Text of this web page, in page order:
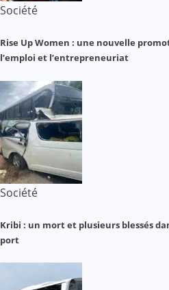
Société
Rise Up Women : une nouvelle
l’emploi et l’entrepreneuriat
Société
Kribi : un mort et plusieurs blessés
port